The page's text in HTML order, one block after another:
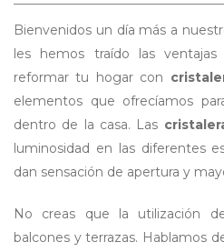
Bienvenidos un día más a
les hemos traído las
reformar tu hogar con
elementos que ofrecíamos
dentro de la casa. Las
luminosidad en las diferentes
dan sensación de apertura y
No creas que la utilización
balcones y terrazas. Hablamos